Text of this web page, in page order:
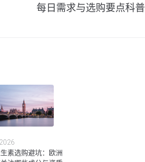
每日需求与选购要点科普
素选购避坑：欧洲